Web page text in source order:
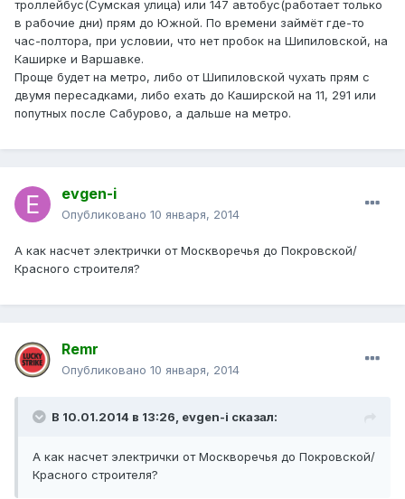
троллейбус(Сумская улица) или 147 автобус(работает только
в рабочие дни) прям до Южной. По времени займёт где-то
час-полтора, при условии, что нет пробок на Шипиловской, на
Каширке и Варшавке.
Проще будет на метро, либо от Шипиловской чухать прям с
двумя пересадками, либо ехать до Каширской на 11, 291 или
попутных после Сабурово, а дальше на метро.
evgen-i
Опубликовано 10 января, 2014
А как насчет электрички от Москворечья до Покровской/
Красного строителя?
Remr
Опубликовано 10 января, 2014
В 10.01.2014 в 13:26, evgen-i сказал:
А как насчет электрички от Москворечья до Покровской/
Красного строителя?